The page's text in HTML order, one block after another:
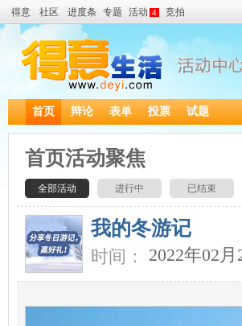
得意 社区 进度条 专题 活动 4 竞拍
首页 辩论 表单 投票 试题
首页活动聚焦
全部活动 进行中 已结束
我的冬游记
时间： 2022年02